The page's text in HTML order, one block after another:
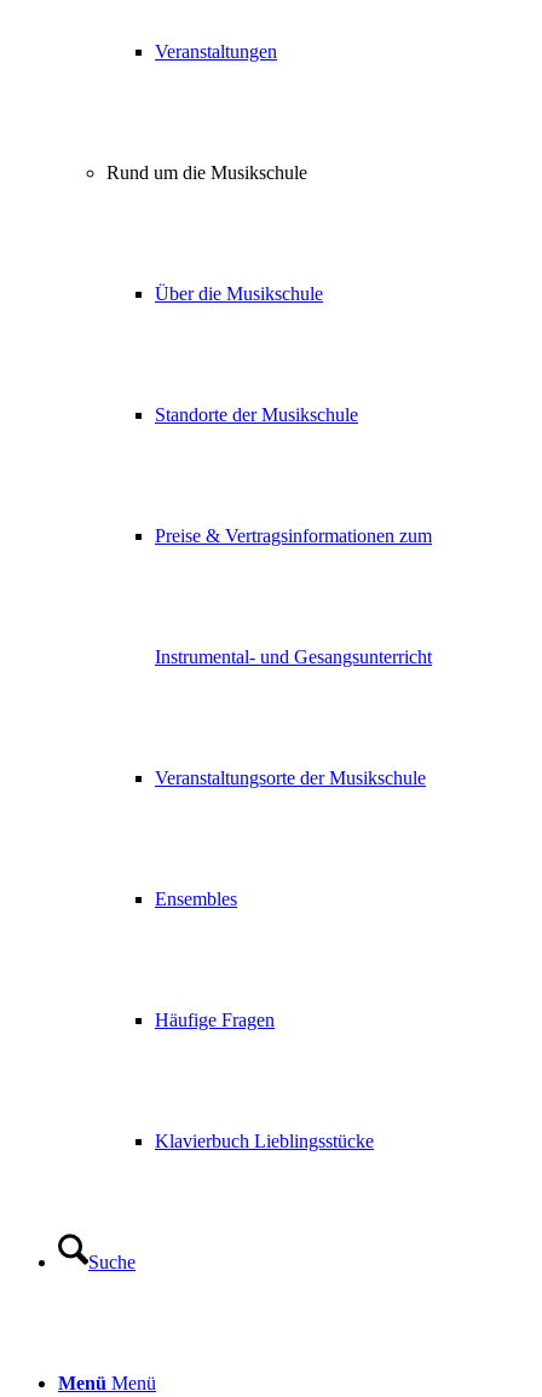
Veranstaltungen
Rund um die Musikschule
Über die Musikschule
Standorte der Musikschule
Preise & Vertragsinformationen zum
Instrumental- und Gesangsunterricht
Veranstaltungsorte der Musikschule
Ensembles
Häufige Fragen
Klavierbuch Lieblingsstücke
Suche
Menü Menü